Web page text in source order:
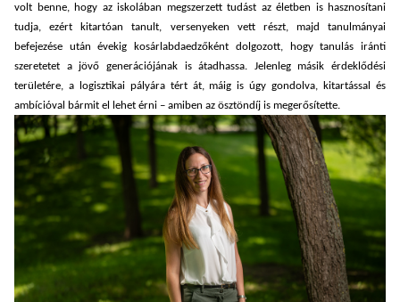
volt benne, hogy az iskolában megszerzett tudást az életben is hasznosítani
tudja, ezért kitartóan tanult, versenyeken vett részt, majd tanulmányai
befejezése után évekig kosárlabdaedzőként dolgozott, hogy tanulás iránti
szeretetet a jövő generációjának is átadhassa. Jelenleg másik érdeklődési
területére, a logisztikai pályára tért át, máig is úgy gondolva, kitartással és
ambícióval bármit el lehet érni – amiben az ösztöndíj is megerősítette.